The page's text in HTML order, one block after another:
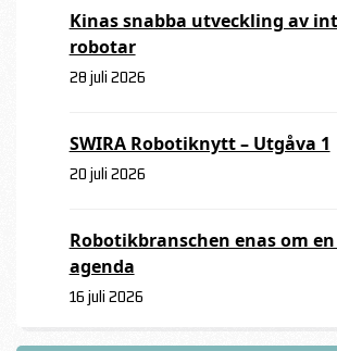
Kinas snabba utveckling av
robotar
28 juli 2026
SWIRA Robotiknytt – Utgåva 1
20 juli 2026
Robotikbranschen enas om
agenda
16 juli 2026